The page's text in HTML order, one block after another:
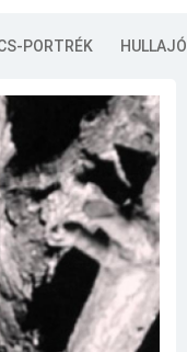
PORTRÉK HULLAJÓ